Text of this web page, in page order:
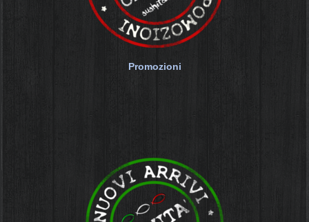
Promozioni